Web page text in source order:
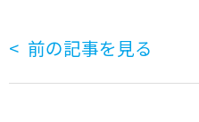
前の記事を見る